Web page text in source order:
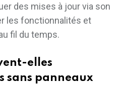
des mises à jour via son
les fonctionnalités et
fil du temps.
elles
sans panneaux